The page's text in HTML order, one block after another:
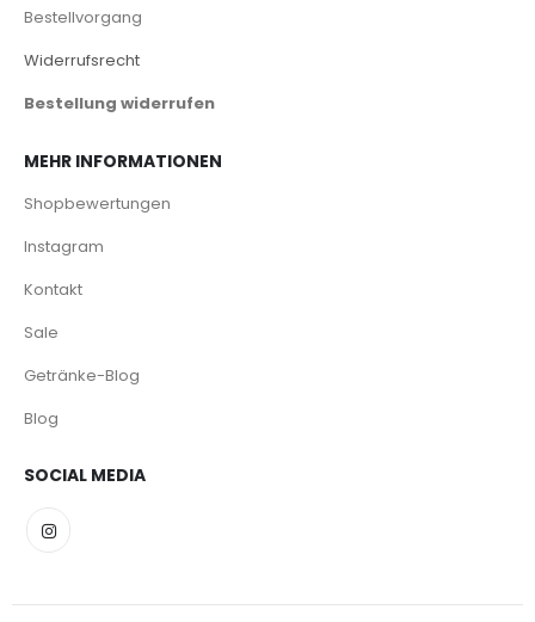
Bestellvorgang
Widerrufsrecht
Bestellung widerrufen
MEHR INFORMATIONEN
Shopbewertungen
Instagram
Kontakt
Sale
Getränke-Blog
Blog
SOCIAL MEDIA